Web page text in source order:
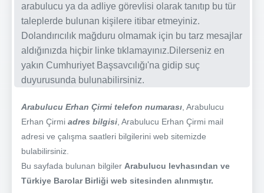
arabulucu ya da adliye görevlisi olarak tanıtıp bu tür
taleplerde bulunan kişilere itibar etmeyiniz.
Dolandırıcılık mağduru olmamak için bu tarz mesajlar
aldığınızda hiçbir linke tıklamayınız.Dilerseniz en
yakın Cumhuriyet Başsavcılığı'na gidip suç
duyurusunda bulunabilirsiniz.
Arabulucu Erhan Çirmi telefon numarası , Arabulucu
Erhan Çirmi adres bilgisi , Arabulucu Erhan Çirmi mail
adresi ve çalışma saatleri bilgilerini web sitemizde
bulabilirsiniz.
Bu sayfada bulunan bilgiler Arabulucu levhasından ve
Türkiye Barolar Birliği web sitesinden alınmıştır.